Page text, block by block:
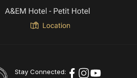
Stay Connected: